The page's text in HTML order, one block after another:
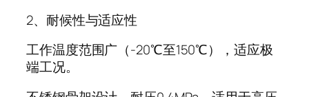
2、耐候性与适应性
工作温度范围广（-20℃至150℃），适应极
端工况。